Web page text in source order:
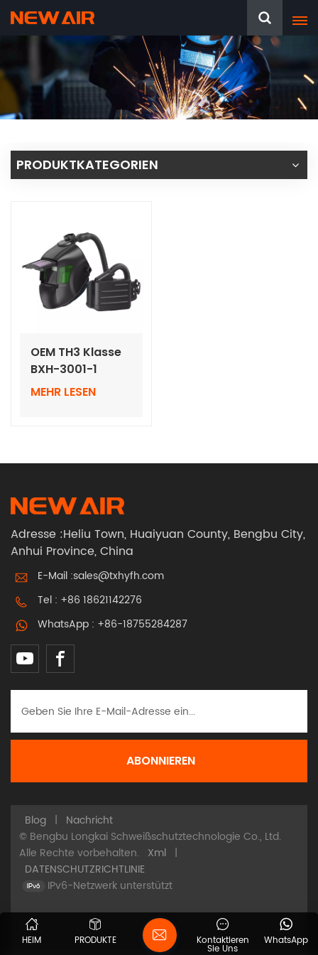
PRODUKTKATEGORIEN
OEM TH3 Klasse
BXH-3001-1
Atemschutzgeräte
MEHR LESEN
Adresse :Heliu Town, Huaiyuan County, Bengbu City,
Anhui Province, China
E-Mail :sales@txhyfh.com
Tel : +86 18621142276
WhatsApp : +86-18755284287
Blog |
Nachricht
© Bengbu Longkai Schweißschutztechnologie Co., Ltd.
Alle Rechte vorbehalten.
Xml |
DATENSCHUTZRICHTLINIE
IPv6-Netzwerk unterstützt
HEIM PRODUKTE WhatsApp
Kontaktieren
Sie Uns